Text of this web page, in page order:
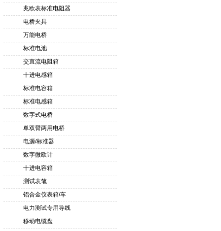
兆欧表标准电阻器
电桥夹具
万能电桥
标准电池
交直流电阻箱
十进电感箱
标准电容箱
标准电感箱
数字式电桥
单双臂两用电桥
电源/标准器
数字微欧计
十进电容箱
测试表笔
铝合金仪表箱/车
电力测试专用导线
移动电缆盘